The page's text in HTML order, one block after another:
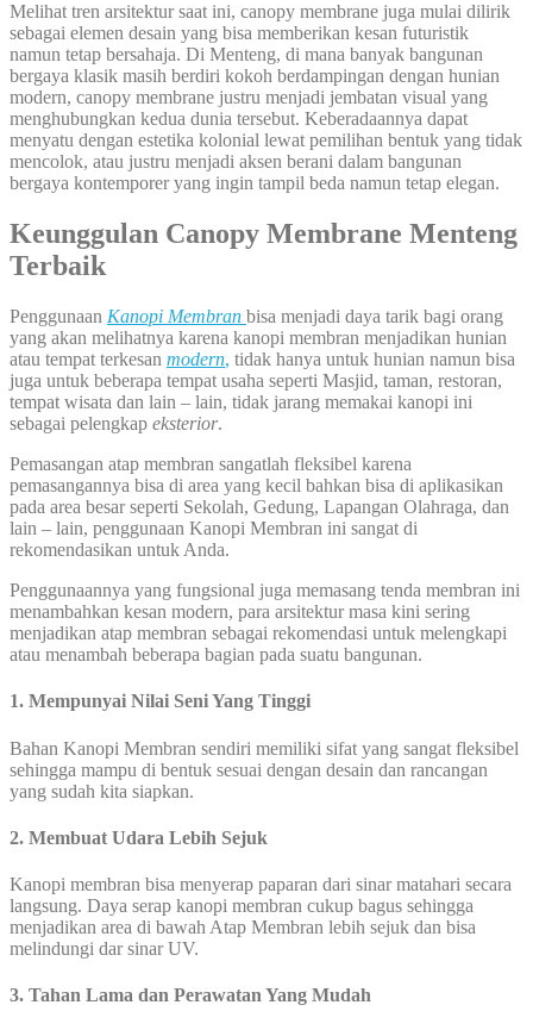
Melihat tren arsitektur saat ini, canopy membrane juga mulai dilirik
sebagai elemen desain yang bisa memberikan kesan futuristik
namun tetap bersahaja. Di Menteng, di mana banyak bangunan
bergaya klasik masih berdiri kokoh berdampingan dengan hunian
modern, canopy membrane justru menjadi jembatan visual yang
menghubungkan kedua dunia tersebut. Keberadaannya dapat
menyatu dengan estetika kolonial lewat pemilihan bentuk yang tidak
mencolok, atau justru menjadi aksen berani dalam bangunan
bergaya kontemporer yang ingin tampil beda namun tetap elegan.
Keunggulan Canopy Membrane Menteng
Terbaik
Penggunaan Kanopi Membran bisa menjadi daya tarik bagi orang
yang akan melihatnya karena kanopi membran menjadikan hunian
atau tempat terkesan modern, tidak hanya untuk hunian namun bisa
juga untuk beberapa tempat usaha seperti Masjid, taman, restoran,
tempat wisata dan lain – lain, tidak jarang memakai kanopi ini
sebagai pelengkap eksterior.
Pemasangan atap membran sangatlah fleksibel karena
pemasangannya bisa di area yang kecil bahkan bisa di aplikasikan
pada area besar seperti Sekolah, Gedung, Lapangan Olahraga, dan
lain – lain, penggunaan Kanopi Membran ini sangat di
rekomendasikan untuk Anda.
Penggunaannya yang fungsional juga memasang tenda membran ini
menambahkan kesan modern, para arsitektur masa kini sering
menjadikan atap membran sebagai rekomendasi untuk melengkapi
atau menambah beberapa bagian pada suatu bangunan.
1. Mempunyai Nilai Seni Yang Tinggi
Bahan Kanopi Membran sendiri memiliki sifat yang sangat fleksibel
sehingga mampu di bentuk sesuai dengan desain dan rancangan
yang sudah kita siapkan.
2. Membuat Udara Lebih Sejuk
Kanopi membran bisa menyerap paparan dari sinar matahari secara
langsung. Daya serap kanopi membran cukup bagus sehingga
menjadikan area di bawah Atap Membran lebih sejuk dan bisa
melindungi dar sinar UV.
3. Tahan Lama dan Perawatan Yang Mudah